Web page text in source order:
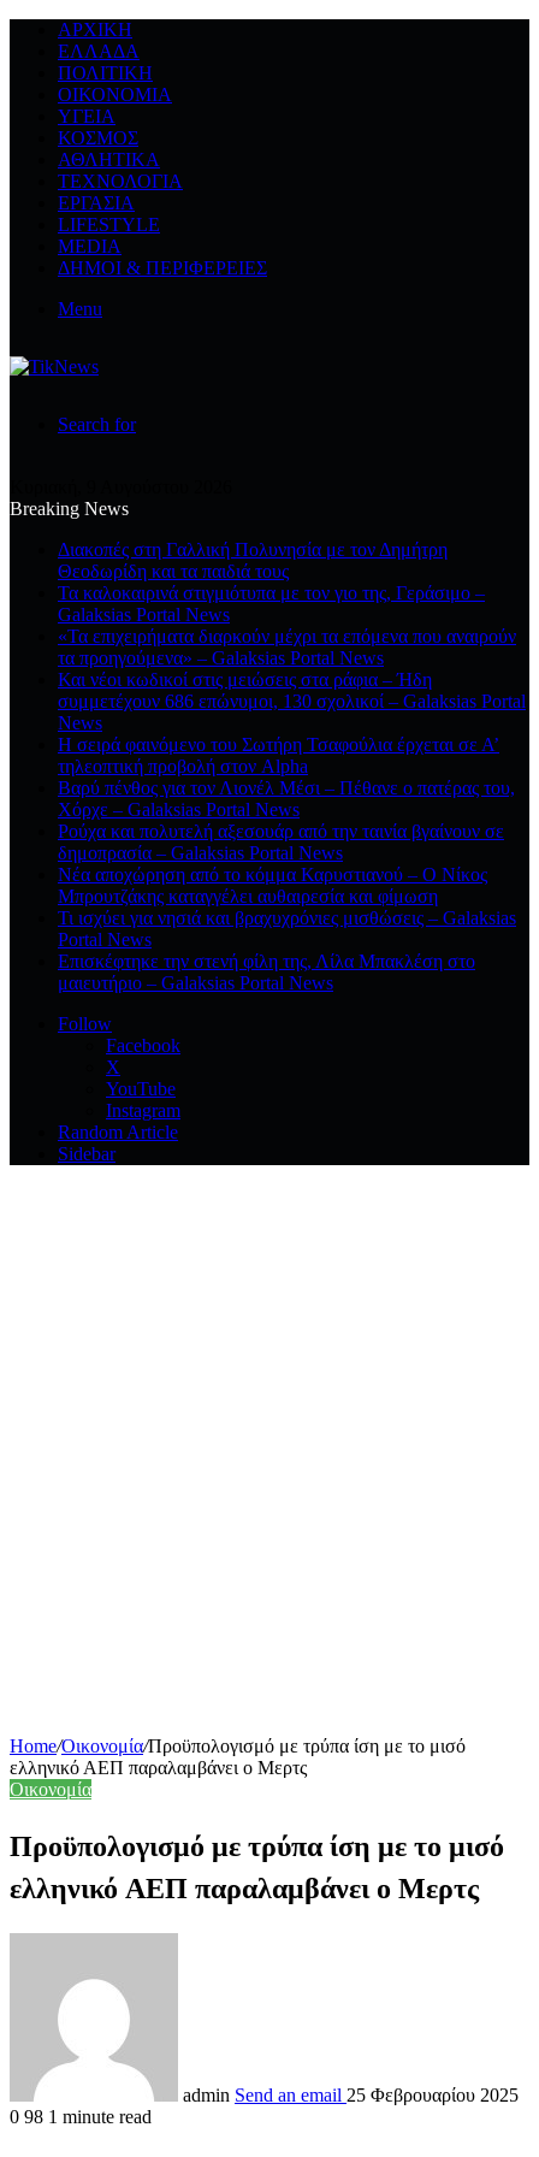
ΑΡΧΙΚΉ
ΕΛΛΆΔΑ
ΠΟΛΙΤΙΚΉ
ΟΙΚΟΝΟΜΊΑ
ΥΓΕΊΑ
ΚΌΣΜΟΣ
ΑΘΛΗΤΙΚΆ
ΤΕΧΝΟΛΟΓΙΆ
ΕΡΓΑΣΊΑ
LIFESTYLE
MEDIA
ΔΉΜΟΙ & ΠΕΡΙΦΈΡΕΙΕΣ
Menu
Search for
Breaking News
Διακοπές στη Γαλλική Πολυνησία με τον Δημήτρη
Θεοδωρίδη και τα παιδιά τους
Τα καλοκαιρινά στιγμιότυπα με τον γιο της, Γεράσιμο –
Galaksias Portal News
«Τα επιχειρήματα διαρκούν μέχρι τα επόμενα που αναιρούν
τα προηγούμενα» – Galaksias Portal News
Και νέοι κωδικοί στις μειώσεις στα ράφια – Ήδη
συμμετέχουν 686 επώνυμοι, 130 σχολικοί – Galaksias Portal
News
Η σειρά φαινόμενο του Σωτήρη Τσαφούλια έρχεται σε Α’
τηλεοπτική προβολή στον Alpha
Βαρύ πένθος για τον Λιονέλ Μέσι – Πέθανε ο πατέρας του,
Χόρχε – Galaksias Portal News
Ρούχα και πολυτελή αξεσουάρ από την ταινία βγαίνουν σε
δημοπρασία – Galaksias Portal News
Νέα αποχώρηση από το κόμμα Καρυστιανού – Ο Νίκος
Μπρουτζάκης καταγγέλει αυθαιρεσία και φίμωση
Τι ισχύει για νησιά και βραχυχρόνιες μισθώσεις – Galaksias
Portal News
Επισκέφτηκε την στενή φίλη της, Λίλα Μπακλέση στο
μαιευτήριο – Galaksias Portal News
Follow
Facebook
X
YouTube
Instagram
Random Article
Sidebar
Home/Οικονομία/Προϋπολογισμό με τρύπα ίση με το μισό
ελληνικό ΑΕΠ παραλαμβάνει ο Μερτς
Οικονομία
Προϋπολογισμό με τρύπα ίση με το μισό
ελληνικό ΑΕΠ παραλαμβάνει ο Μερτς
admin Send an email 25 Φεβρουαρίου 2025
0 98 1 minute read